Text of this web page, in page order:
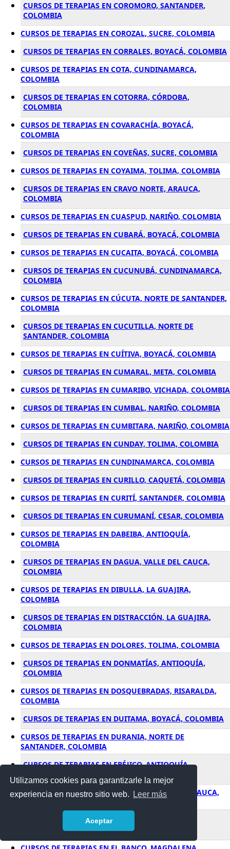
Utilizamos cookies para garantizarle la mejor
experiencia en nuestro sitio web.
Leer más
Aceptar
CURSOS DE TERAPIAS EN COROMORO, SANTANDER,
COLOMBIA
CURSOS DE TERAPIAS EN COROZAL, SUCRE, COLOMBIA
CURSOS DE TERAPIAS EN CORRALES, BOYACÁ, COLOMBIA
CURSOS DE TERAPIAS EN COTA, CUNDINAMARCA,
COLOMBIA
CURSOS DE TERAPIAS EN COTORRA, CÓRDOBA,
COLOMBIA
CURSOS DE TERAPIAS EN COVARACHÍA, BOYACÁ,
COLOMBIA
CURSOS DE TERAPIAS EN COVEÑAS, SUCRE, COLOMBIA
CURSOS DE TERAPIAS EN COYAIMA, TOLIMA, COLOMBIA
CURSOS DE TERAPIAS EN CRAVO NORTE, ARAUCA,
COLOMBIA
CURSOS DE TERAPIAS EN CUASPUD, NARIÑO, COLOMBIA
CURSOS DE TERAPIAS EN CUBARÁ, BOYACÁ, COLOMBIA
CURSOS DE TERAPIAS EN CUCAITA, BOYACÁ, COLOMBIA
CURSOS DE TERAPIAS EN CUCUNUBÁ, CUNDINAMARCA,
COLOMBIA
CURSOS DE TERAPIAS EN CÚCUTA, NORTE DE SANTANDER,
COLOMBIA
CURSOS DE TERAPIAS EN CUCUTILLA, NORTE DE
SANTANDER, COLOMBIA
CURSOS DE TERAPIAS EN CUÍTIVA, BOYACÁ, COLOMBIA
CURSOS DE TERAPIAS EN CUMARAL, META, COLOMBIA
CURSOS DE TERAPIAS EN CUMARIBO, VICHADA, COLOMBIA
CURSOS DE TERAPIAS EN CUMBAL, NARIÑO, COLOMBIA
CURSOS DE TERAPIAS EN CUMBITARA, NARIÑO, COLOMBIA
CURSOS DE TERAPIAS EN CUNDAY, TOLIMA, COLOMBIA
CURSOS DE TERAPIAS EN CUNDINAMARCA, COLOMBIA
CURSOS DE TERAPIAS EN CURILLO, CAQUETÁ, COLOMBIA
CURSOS DE TERAPIAS EN CURITÍ, SANTANDER, COLOMBIA
CURSOS DE TERAPIAS EN CURUMANÍ, CESAR, COLOMBIA
CURSOS DE TERAPIAS EN DABEIBA, ANTIOQUÍA,
COLOMBIA
CURSOS DE TERAPIAS EN DAGUA, VALLE DEL CAUCA,
COLOMBIA
CURSOS DE TERAPIAS EN DIBULLA, LA GUAJIRA,
COLOMBIA
CURSOS DE TERAPIAS EN DISTRACCIÓN, LA GUAJIRA,
COLOMBIA
CURSOS DE TERAPIAS EN DOLORES, TOLIMA, COLOMBIA
CURSOS DE TERAPIAS EN DONMATÍAS, ANTIOQUÍA,
COLOMBIA
CURSOS DE TERAPIAS EN DOSQUEBRADAS, RISARALDA,
COLOMBIA
CURSOS DE TERAPIAS EN DUITAMA, BOYACÁ, COLOMBIA
CURSOS DE TERAPIAS EN DURANIA, NORTE DE
SANTANDER, COLOMBIA
CURSOS DE TERAPIAS EN EBÉJICO, ANTIOQUÍA,
CURSOS DE TERAPIAS EN EL ÁGUILA, VALLE DEL CAUCA,
CURSOS DE TERAPIAS EN EL BAGRE, ANTIOQUÍA,